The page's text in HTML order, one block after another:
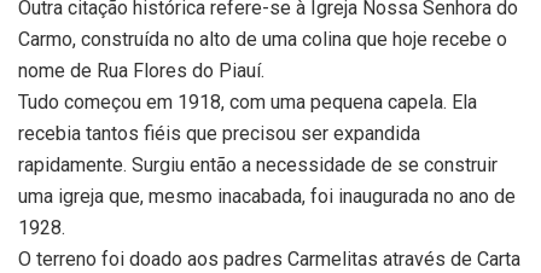
Outra citação histórica refere-se à Igreja Nossa Senhora do
Carmo, construída no alto de uma colina que hoje recebe o
nome de Rua Flores do Piauí.
Tudo começou em 1918, com uma pequena capela. Ela
recebia tantos fiéis que precisou ser expandida
rapidamente. Surgiu então a necessidade de se construir
uma igreja que, mesmo inacabada, foi inaugurada no ano de
1928.
O terreno foi doado aos padres Carmelitas através de Carta